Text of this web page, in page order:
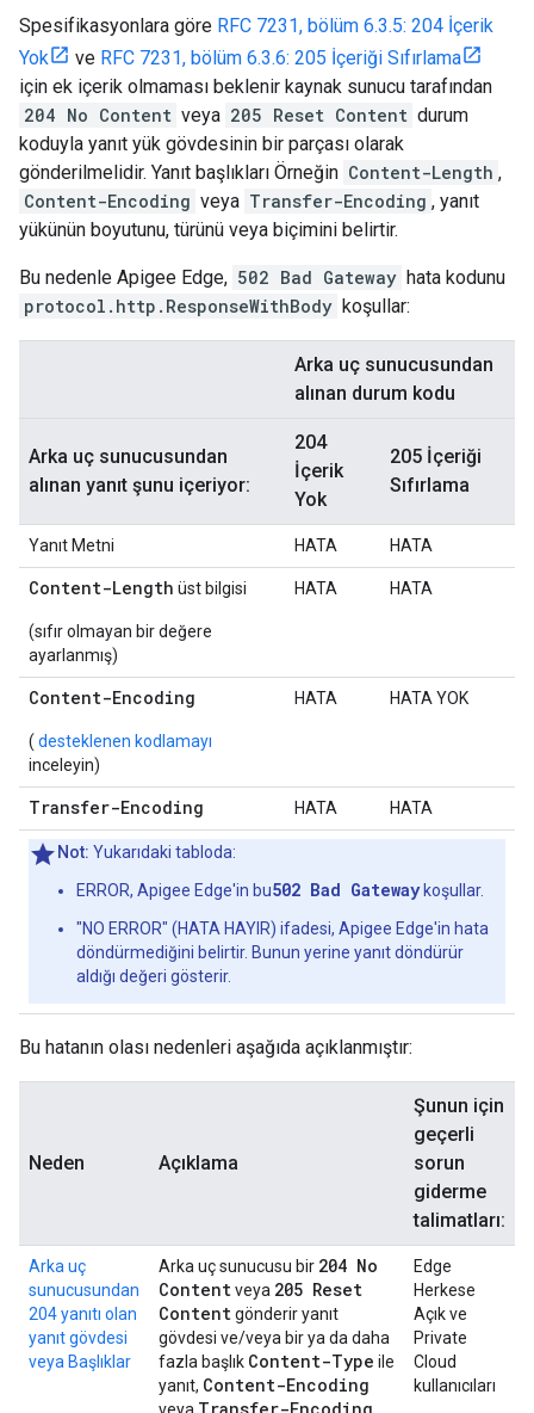
Spesifikasyonlara göre RFC 7231, bölüm 6.3.5: 204 İçerik
Yok
ve RFC 7231, bölüm 6.3.6: 205 İçeriği Sıfırlama
için ek içerik olmaması beklenir kaynak sunucu tarafından
204 No Content veya 205 Reset Content durum
koduyla yanıt yük gövdesinin bir parçası olarak
gönderilmelidir. Yanıt başlıkları Örneğin Content-Length ,
Content-Encoding veya Transfer-Encoding , yanıt
yükünün boyutunu, türünü veya biçimini belirtir.
Bu nedenle Apigee Edge, 502 Bad Gateway hata kodunu
protocol.http.ResponseWithBody koşullar:
Arka uç sunucusundan
alınan durum kodu
Arka uç sunucusundan
alınan yanıt şunu içeriyor:
204
İçerik
Yok
205 İçeriği
Sıfırlama
Yanıt Metni HATA HATA
Content-Length üst bilgisi
(sıfır olmayan bir değere
ayarlanmış)
HATA HATA
Content-Encoding
( desteklenen kodlamayı
inceleyin)
HATA HATA YOK
Transfer-Encoding HATA HATA
Not: Yukarıdaki tabloda:
ERROR, Apigee Edge'in bu502 Bad Gatewaykoşullar.
"NO ERROR" (HATA HAYIR) ifadesi, Apigee Edge'in hata
döndürmediğini belirtir. Bunun yerine yanıt döndürür
aldığı değeri gösterir.
Bu hatanın olası nedenleri aşağıda açıklanmıştır:
Neden Açıklama
Şunun için
geçerli
sorun
giderme
talimatları:
Arka uç
sunucusundan
204 yanıtı olan
yanıt gövdesi
veya Başlıklar
Arka uç sunucusu bir 204 No
Contentveya 205 Reset
Contentgönderir yanıt
gövdesi ve/veya bir ya da daha
fazla başlık Content-Type ile
yanıt, Content-Encoding
Edge
Herkese
Açık ve
Private
Cloud
kullanıcıları